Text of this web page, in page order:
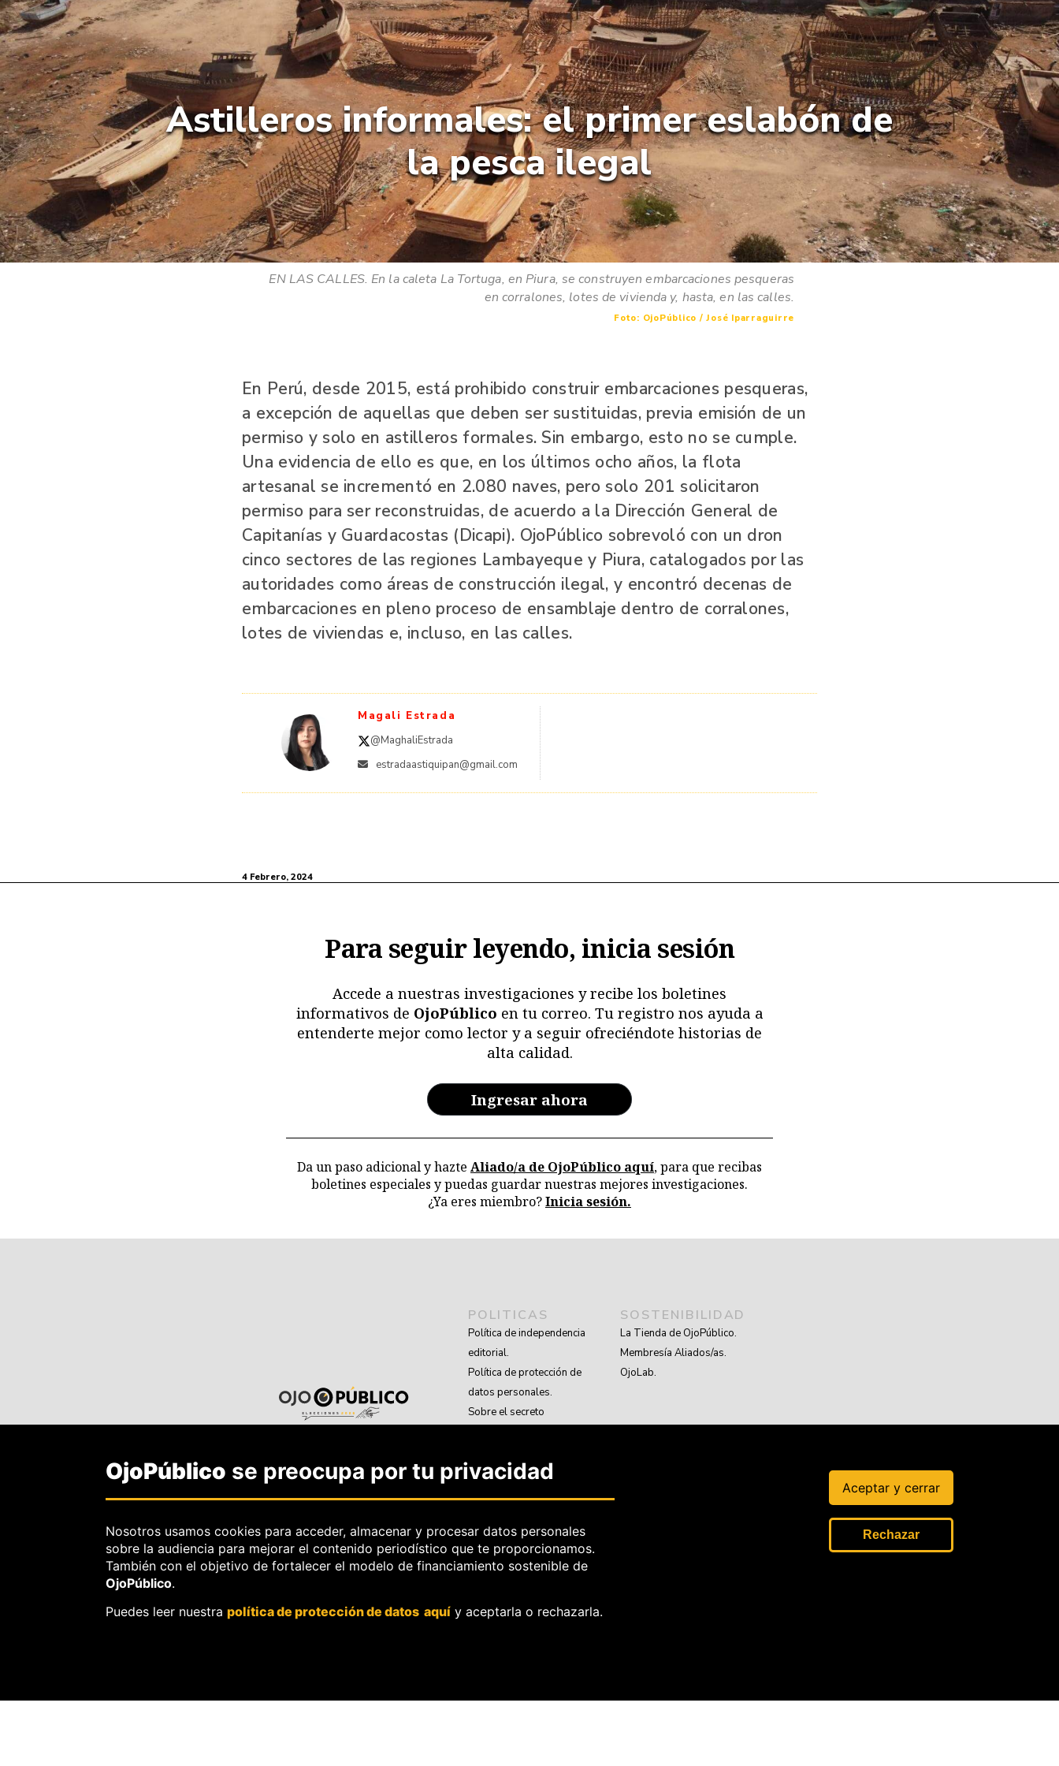
Astilleros informales: el primer eslabón de
la pesca ilegal
EN LAS CALLES. En la caleta La Tortuga, en Piura, se construyen embarcaciones pesqueras
en corralones, lotes de vivienda y, hasta, en las calles.
Foto: OjoPúblico / José Iparraguirre
En Perú, desde 2015, está prohibido construir embarcaciones pesqueras,
a excepción de aquellas que deben ser sustituidas, previa emisión de un
permiso y solo en astilleros formales. Sin embargo, esto no se cumple.
Una evidencia de ello es que, en los últimos ocho años, la flota
artesanal se incrementó en 2.080 naves, pero solo 201 solicitaron
permiso para ser reconstruidas, de acuerdo a la Dirección General de
Capitanías y Guardacostas (Dicapi). OjoPúblico sobrevoló con un dron
cinco sectores de las regiones Lambayeque y Piura, catalogados por las
autoridades como áreas de construcción ilegal, y encontró decenas de
embarcaciones en pleno proceso de ensamblaje dentro de corralones,
lotes de viviendas e, incluso, en las calles.
Magali Estrada
@MaghaliEstrada
estradaastiquipan@gmail.com
4 Febrero, 2024
Para seguir leyendo, inicia sesión
Accede a nuestras investigaciones y recibe los boletines
informativos de OjoPúblico en tu correo. Tu registro nos ayuda a
entenderte mejor como lector y a seguir ofreciéndote historias de
alta calidad.
Ingresar ahora
Da un paso adicional y hazte Aliado/a de OjoPúblico aquí, para que recibas
boletines especiales y puedas guardar nuestras mejores investigaciones.
¿Ya eres miembro?Inicia sesión.
POLITICAS
Política de independencia
editorial.
Política de protección de
datos personales.
Sobre el secreto
rectificación.
de corrección.
Sobre libertad de
información frente a
contenidos.
SOSTENIBILIDAD
La Tienda de OjoPúblico.
Membresía Aliados/as.
OjoLab.
OjoPúblico se preocupa por tu privacidad
Nosotros usamos cookies para acceder, almacenar y procesar datos personales
sobre la audiencia para mejorar el contenido periodístico que te proporcionamos.
También con el objetivo de fortalecer el modelo de financiamiento sostenible de
OjoPúblico.
Puedes leer nuestrapolítica de protección de datos aquí y aceptarla o rechazarla.
Aceptar y cerrar
Rechazar